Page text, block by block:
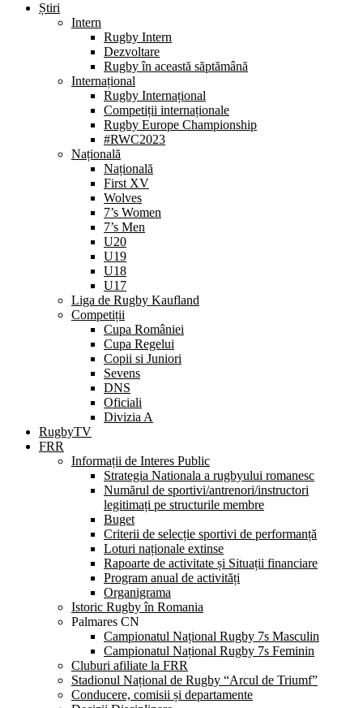
Știri
Intern
Rugby Intern
Dezvoltare
Rugby în această săptămână
Internațional
Rugby Internațional
Competiții internaționale
Rugby Europe Championship
#RWC2023
Națională
Națională
First XV
Wolves
7’s Women
7’s Men
U20
U19
U18
U17
Liga de Rugby Kaufland
Competiții
Cupa României
Cupa Regelui
Copii si Juniori
Sevens
DNS
Oficiali
Divizia A
RugbyTV
FRR
Informații de Interes Public
Strategia Nationala a rugbyului romanesc
Numărul de sportivi/antrenori/instructori
legitimați pe structurile membre
Buget
Criterii de selecție sportivi de performanță
Loturi naționale extinse
Rapoarte de activitate și Situații financiare
Program anual de activități
Organigrama
Istoric Rugby în Romania
Palmares CN
Campionatul Național Rugby 7s Masculin
Campionatul Național Rugby 7s Feminin
Cluburi afiliate la FRR
Stadionul Național de Rugby “Arcul de Triumf”
Conducere, comisii și departamente